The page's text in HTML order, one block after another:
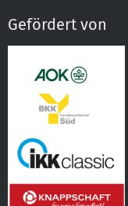
Gefördert von